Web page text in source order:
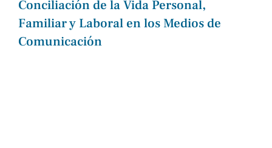
Conciliación de la Vida Personal,
Familiar y Laboral en los Medios de
Comunicación